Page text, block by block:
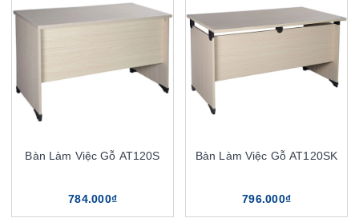
Bàn Làm Việc Gỗ AT120S
784.000₫
Bàn Làm Việc Gỗ AT120SK
796.000₫